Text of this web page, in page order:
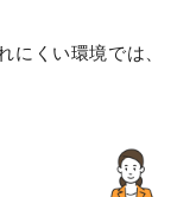
にくい環境では、